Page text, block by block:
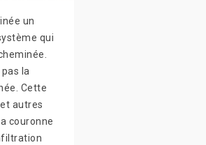
un
qui
la
Cette
autres
couronne